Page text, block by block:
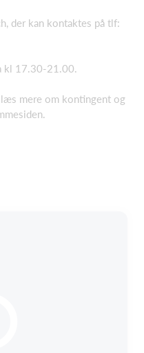
der kan kontaktes på tlf:
kl 17.30-21.00.
mere om kontingent og